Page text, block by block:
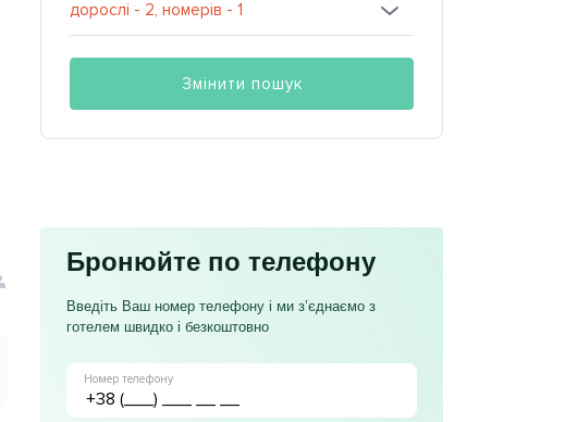
Змінити пошук
Бронюйте по телефону
Введіть Ваш номер телефону і ми з’єднаємо з
готелем швидко і безкоштовно
Номер телефону